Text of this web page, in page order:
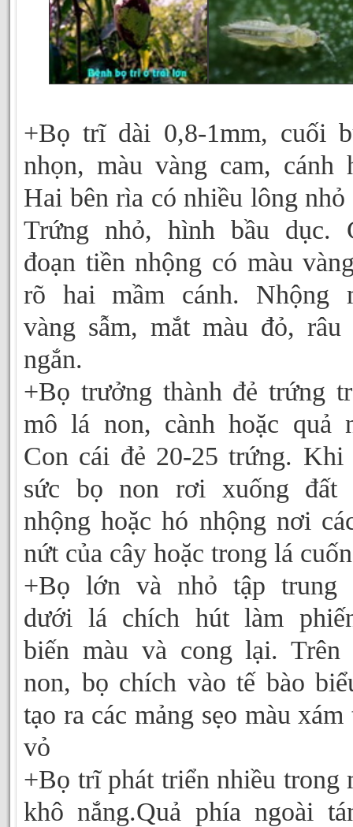
+Bọ trĩ dài 0,8-1mm, cuối
nhọn, màu vàng cam, cánh
Hai bên rìa có nhiều lông nhỏ
Trứng nhỏ, hình bầu dục.
đoạn tiền nhộng có màu
rõ hai mầm cánh. Nhộng
vàng sẫm, mắt màu đỏ, râu
ngắn.
+Bọ trưởng thành đẻ trứng
mô lá non, cành hoặc quả
Con cái đẻ 20-25 trứng. Khi
sức bọ non rơi xuống đất
nhộng hoặc hó nhộng nơi
nứt của cây hoặc trong lá
+Bọ lớn và nhỏ tập trung
dưới lá chích hút làm
biến màu và cong lại. Trên
non, bọ chích vào tế bào
tạo ra các mảng sẹo màu xám
vỏ
+Bọ trĩ phát triển nhiều trong
khô nắng.Quả phía ngoài